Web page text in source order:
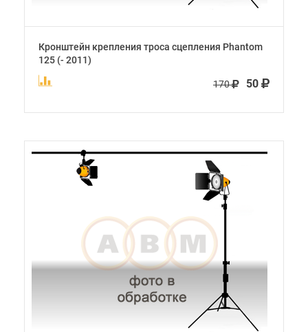
Кронштейн крепления троса сцепления Phantom
125 (- 2011)
170 50